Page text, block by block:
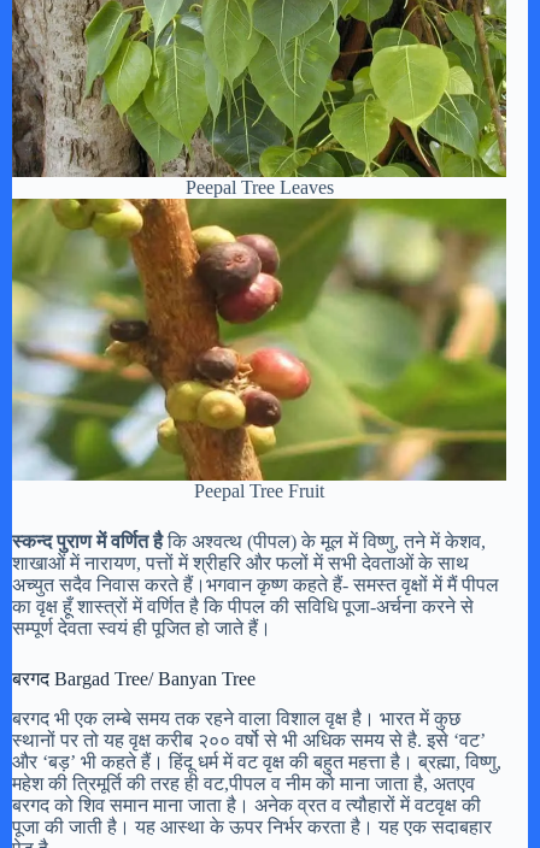
Peepal Tree Leaves
Peepal Tree Fruit
स्कन्द पुराण में वर्णित हैकि अश्वत्थ (पीपल) के मूल में विष्णु, तने में केशव,
शाखाओं में नारायण, पत्तों में श्रीहरि और फलों में सभी देवताओं के साथ
अच्युत सदैव निवास करते हैं।भगवान कृष्ण कहते हैं- समस्त वृक्षों में मैं पीपल
का वृक्ष हूँ शास्त्रों में वर्णित है कि पीपल की सविधि पूजा-अर्चना करने से
सम्पूर्ण देवता स्वयं ही पूजित हो जाते हैं।
बरगद Bargad Tree/ Banyan Tree
बरगद भी एक लम्बे समय तक रहने वाला विशाल वृक्ष है। भारत में कुछ
स्थानों पर तो यह वृक्ष करीब २०० वर्षो से भी अधिक समय से है. इसे ‘वट’
और ‘बड़’ भी कहते हैं। हिंदू धर्म में वट वृक्ष की बहुत महत्ता है। ब्रह्मा, विष्णु,
महेश की त्रिमूर्ति की तरह ही वट,पीपल व नीम को माना जाता है, अतएव
बरगद को शिव समान माना जाता है। अनेक व्रत व त्यौहारों में वटवृक्ष की
पूजा की जाती है। यह आस्था के ऊपर निर्भर करता है। यह एक सदाबहार